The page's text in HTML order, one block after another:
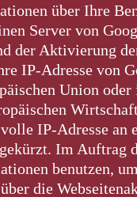
über Ihre
Server von
der Aktivierung
IP-Adresse von
Union oder
IP-Adresse an
Im Auftrag
benutzen,
die